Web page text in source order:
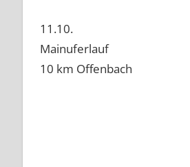
11.10.
Mainuferlauf
10 km Offenbach